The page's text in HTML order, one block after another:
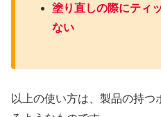
塗り直しの際にティ
ない
以上の使い方は、製品の持